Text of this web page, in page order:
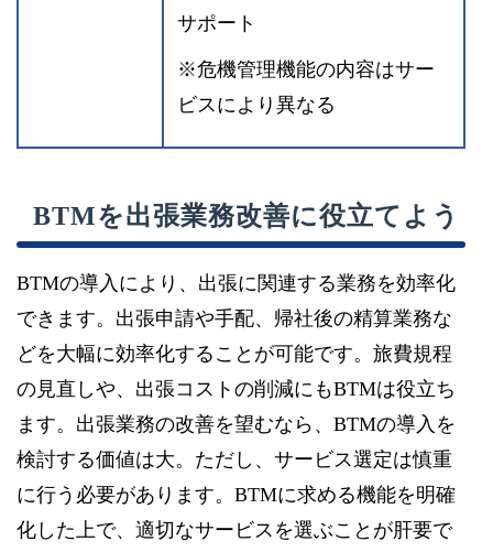
サポート
※危機管理機能の内容はサー
ビスにより異なる
BTMを出張業務改善に役立てよう
BTMの導入により、出張に関連する業務を効率化
できます。出張申請や手配、帰社後の精算業務な
どを大幅に効率化することが可能です。旅費規程
の見直しや、出張コストの削減にもBTMは役立ち
ます。出張業務の改善を望むなら、BTMの導入を
検討する価値は大。ただし、サービス選定は慎重
に行う必要があります。BTMに求める機能を明確
化した上で、適切なサービスを選ぶことが肝要で